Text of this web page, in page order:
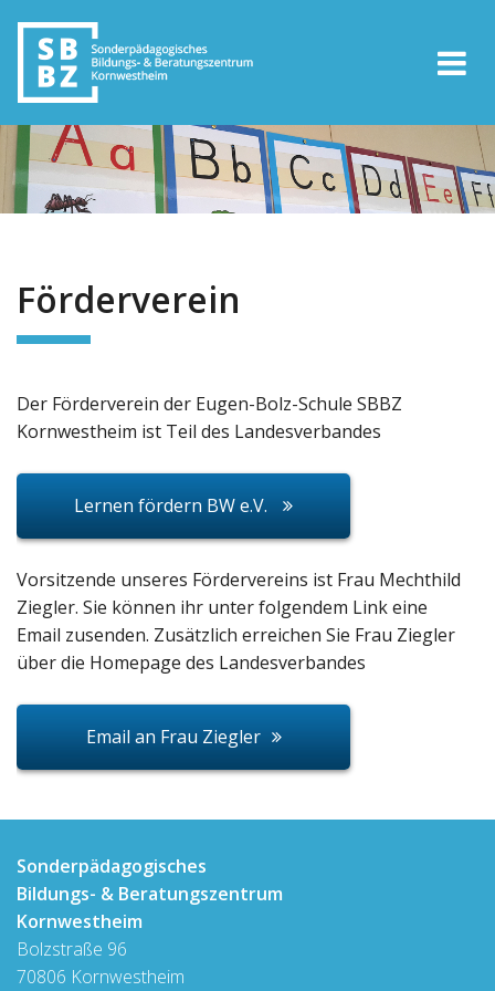
Förderverein
Der Förderverein der Eugen-Bolz-Schule SBBZ
Kornwestheim ist Teil des Landesverbandes
Lernen fördern BW e.V.
Vorsitzende unseres Fördervereins ist Frau Mechthild
Ziegler. Sie können ihr unter folgendem Link eine
Email zusenden. Zusätzlich erreichen Sie Frau Ziegler
über die Homepage des Landesverbandes
Email an Frau Ziegler
Sonderpädagogisches
Bildungs- & Beratungszentrum
Kornwestheim
Bolzstraße 96
70806 Kornwestheim